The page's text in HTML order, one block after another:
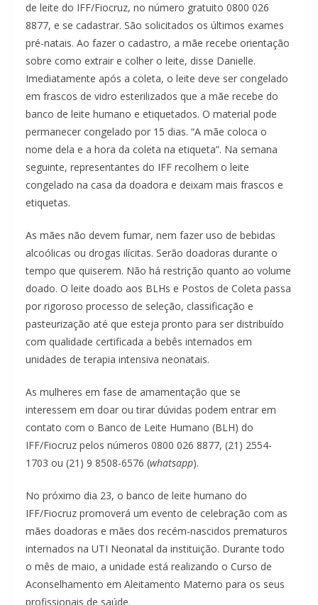
de leite do IFF/Fiocruz, no número gratuito 0800 026
8877, e se cadastrar. São solicitados os últimos exames
pré-natais. Ao fazer o cadastro, a mãe recebe orientação
sobre como extrair e colher o leite, disse Danielle.
Imediatamente após a coleta, o leite deve ser congelado
em frascos de vidro esterilizados que a mãe recebe do
banco de leite humano e etiquetados. O material pode
permanecer congelado por 15 dias. “A mãe coloca o
nome dela e a hora da coleta na etiqueta”. Na semana
seguinte, representantes do IFF recolhem o leite
congelado na casa da doadora e deixam mais frascos e
etiquetas.
As mães não devem fumar, nem fazer uso de bebidas
alcoólicas ou drogas ilícitas. Serão doadoras durante o
tempo que quiserem. Não há restrição quanto ao volume
doado. O leite doado aos BLHs e Postos de Coleta passa
por rigoroso processo de seleção, classificação e
pasteurização até que esteja pronto para ser distribuído
com qualidade certificada a bebês internados em
unidades de terapia intensiva neonatais.
As mulheres em fase de amamentação que se
interessem em doar ou tirar dúvidas podem entrar em
contato com o Banco de Leite Humano (BLH) do
IFF/Fiocruz pelos números 0800 026 8877, (21) 2554-
1703 ou (21) 9 8508-6576 (whatsapp).
No próximo dia 23, o banco de leite humano do
IFF/Fiocruz promoverá um evento de celebração com as
mães doadoras e mães dos recém-nascidos prematuros
internados na UTI Neonatal da instituição. Durante todo
o mês de maio, a unidade está realizando o Curso de
Aconselhamento em Aleitamento Materno para os seus
profissionais de saúde.